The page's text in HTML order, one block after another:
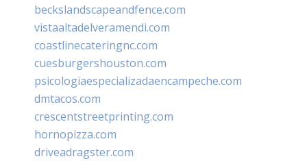
beckslandscapeandfence.com
vistaaltadelveramendi.com
coastlinecateringnc.com
cuesburgershouston.com
psicologiaespecializadaencampeche.com
dmtacos.com
crescentstreetprinting.com
hornopizza.com
driveadragster.com